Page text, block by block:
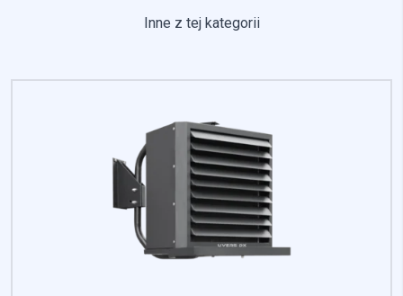
Inne z tej kategorii